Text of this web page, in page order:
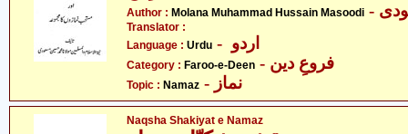
Author : Molana Muhammad Hussain Masoodi
Translator :
Language : Urdu
Category : Faroo-e-Deen - فروعِ دین
Topic : Namaz
Naqsha Shakiyat e Namaz